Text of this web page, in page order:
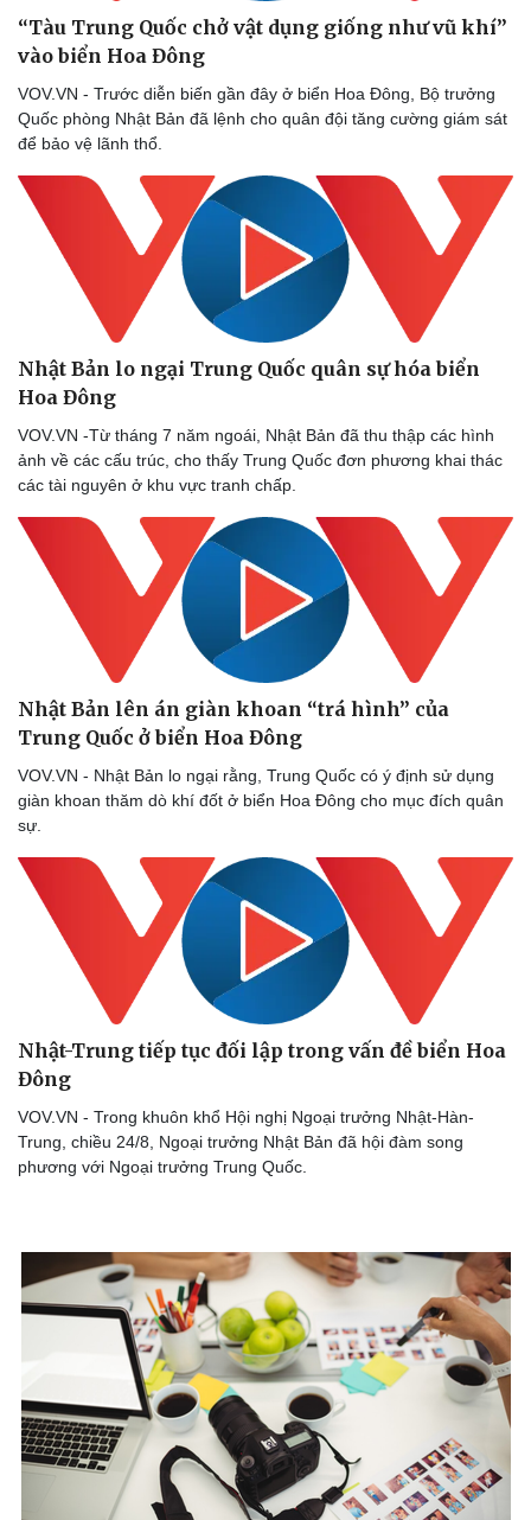
Thế giới thể thao
eSports
Tư vấn
“Tàu Trung Quốc chở vật dụng giống như vũ khí”
vào biển Hoa Đông
VOV.VN - Trước diễn biến gần đây ở biển Hoa Đông, Bộ trưởng
Quốc phòng Nhật Bản đã lệnh cho quân đội tăng cường giám sát
để bảo vệ lãnh thổ.
Nhật Bản lo ngại Trung Quốc quân sự hóa biển
Hoa Đông ​
VOV.VN -Từ tháng 7 năm ngoái, Nhật Bản đã thu thập các hình
ảnh về các cấu trúc, cho thấy Trung Quốc đơn phương khai thác
các tài nguyên ở khu vực tranh chấp.
Nhật Bản lên án giàn khoan “trá hình” của
Trung Quốc ở biển Hoa Đông
VOV.VN - Nhật Bản lo ngại rằng, Trung Quốc có ý định sử dụng
giàn khoan thăm dò khí đốt ở biển Hoa Đông cho mục đích quân
sự.
Nhật-Trung tiếp tục đối lập trong vấn đề biển Hoa
Đông
VOV.VN - Trong khuôn khổ Hội nghị Ngoại trưởng Nhật-Hàn-
Trung, chiều 24/8, Ngoại trưởng Nhật Bản đã hội đàm song
phương với Ngoại trưởng Trung Quốc.